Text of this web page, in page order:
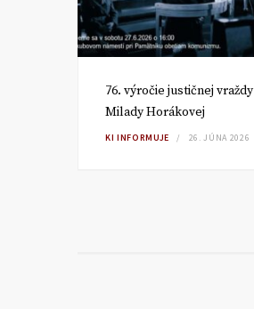
76. výročie justičnej vraždy
Milady Horákovej
KI INFORMUJE 26. JÚNA 2026